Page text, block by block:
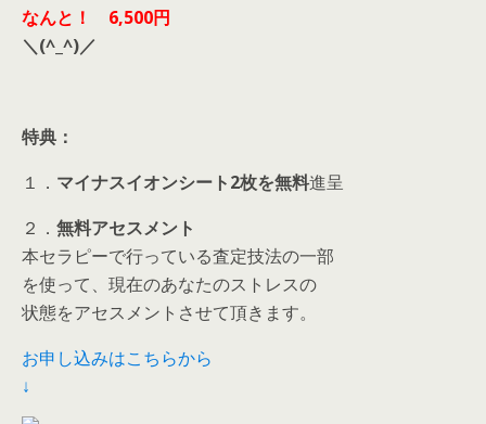
なんと！ 6,500円
＼(^_^)／
特典：
１． マイナスイオンシート2枚を無料進呈
２． 無料アセスメント
本セラピーで行っている査定技法の一部
を使って、現在のあなたのストレスの
状態をアセスメントさせて頂きます。
お申し込みはこちらから
↓